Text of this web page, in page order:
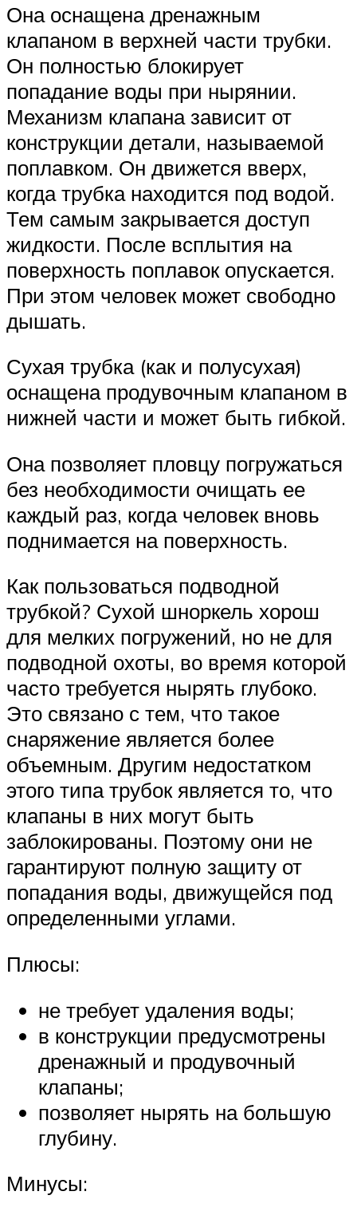
Она оснащена дренажным
клапаном в верхней части трубки.
Он полностью блокирует
попадание воды при нырянии.
Механизм клапана зависит от
конструкции детали, называемой
поплавком. Он движется вверх,
когда трубка находится под водой.
Тем самым закрывается доступ
жидкости. После всплытия на
поверхность поплавок опускается.
При этом человек может свободно
дышать.
Сухая трубка (как и полусухая)
оснащена продувочным клапаном в
нижней части и может быть гибкой.
Она позволяет пловцу погружаться
без необходимости очищать ее
каждый раз, когда человек вновь
поднимается на поверхность.
Как пользоваться подводной
трубкой? Сухой шноркель хорош
для мелких погружений, но не для
подводной охоты, во время которой
часто требуется нырять глубоко.
Это связано с тем, что такое
снаряжение является более
объемным. Другим недостатком
этого типа трубок является то, что
клапаны в них могут быть
заблокированы. Поэтому они не
гарантируют полную защиту от
попадания воды, движущейся под
определенными углами.
Плюсы:
не требует удаления воды;
в конструкции предусмотрены
дренажный и продувочный
клапаны;
позволяет нырять на большую
глубину.
Минусы: